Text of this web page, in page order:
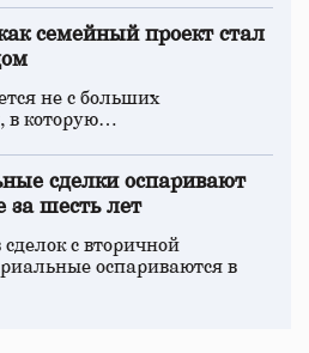
семейный проект стал
не с больших
в которую…
сделки оспаривают
за шесть лет
с вторичной
оспариваются в